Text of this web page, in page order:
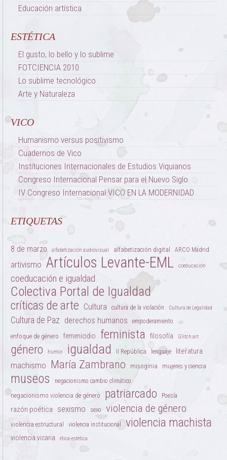
Educación artística
ESTÉTICA
El gusto, lo bello y lo sublime
FOTCIENCIA 2010
Lo sublime tecnológico
Arte y Naturaleza
VICO
Humanismo versus positivismo
Cuadernos de Vico
Instituciones Internacionales de Estudios Viquianos
Congreso Internacional Pensar para el Nuevo Siglo
IV Congreso Internacional VICO EN LA MODERNIDAD
ETIQUETAS
8 de marzo alfabetización audiovisual alfabetización digital ARCO Madrid
artivismo Artículos Levante-EML coeducación
coeducación e igualdad
Colectiva Portal de Igualdad
críticas de arte Cultura cultura de la violación Cultura de Legalidad
Cultura de Paz derechos humanos empoderamiento
enfoque de género femenicidio feminista filosofía Glitch art
género humor igualdad II República lenguaje literatura
machismo María Zambrano misoginia mujeres y ciencia
museos negacionismo cambio climático
negacionismo violencia de género patriarcado Poesía
razón poética sexismo sexo violencia de género
violencia estructural violencia institucional violencia machista
violencia vicaria ética-estética